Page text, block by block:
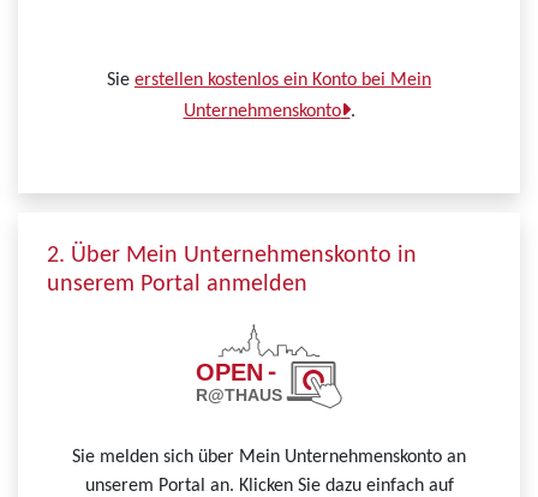
Sie erstellen kostenlos ein Konto bei Mein
Unternehmenskonto .
2. Über Mein Unternehmenskonto in
unserem Portal anmelden
Sie melden sich über Mein Unternehmenskonto an
unserem Portal an. Klicken Sie dazu einfach auf